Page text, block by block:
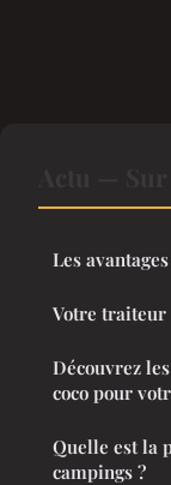
Les
Votre traiteur
Découvrez
coco pour
Quelle est la
campings ?